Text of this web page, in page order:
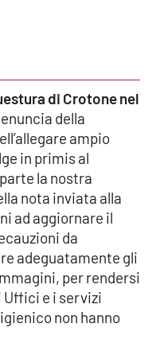
di Crotone nel
della
ampio
in primis al
la nostra
nota inviata alla
ad aggiornare il
da
adeguatamente gli
per rendersi
Uffici e i servizi
non hanno